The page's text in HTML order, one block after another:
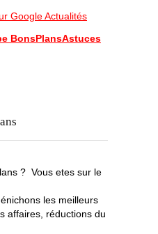
Google Actualités
BonsPlansAstuces
? Vous etes sur le
les meilleurs
affaires, réductions du